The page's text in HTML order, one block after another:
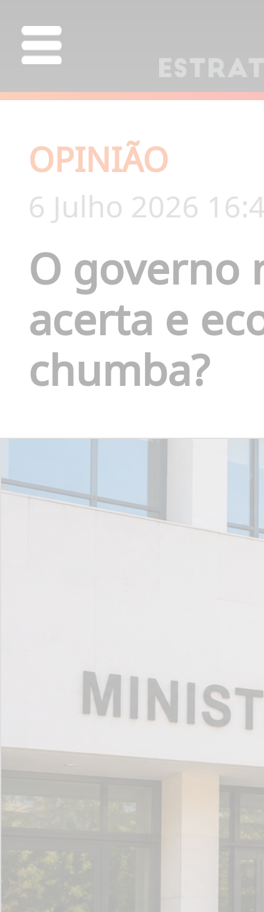
OPINIÃO
6 Julho 2026
O governo
acerta e
chumba?